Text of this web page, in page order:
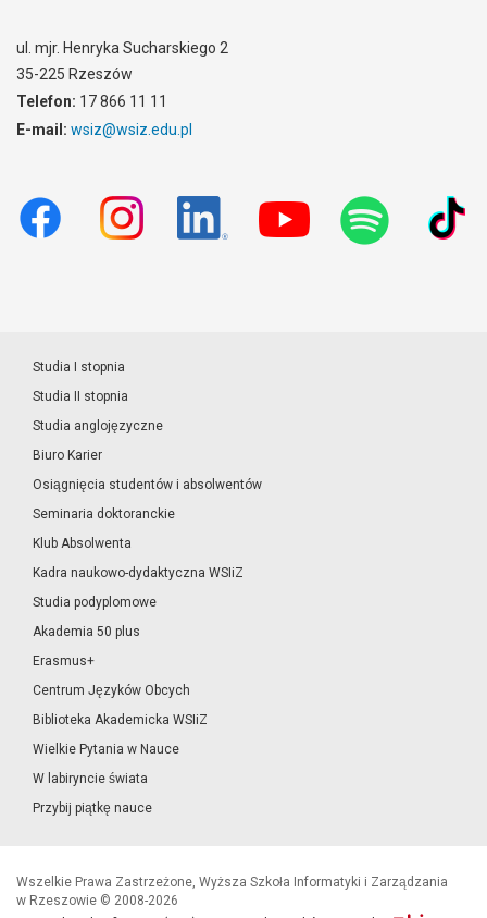
ul. mjr. Henryka Sucharskiego 2
35-225 Rzeszów
Telefon: 17 866 11 11
E-mail: wsiz@wsiz.edu.pl
Studia I stopnia
Studia II stopnia
Studia anglojęzyczne
Biuro Karier
Osiągnięcia studentów i absolwentów
Seminaria doktoranckie
Klub Absolwenta
Kadra naukowo-dydaktyczna WSIiZ
Studia podyplomowe
Akademia 50 plus
Erasmus+
Centrum Języków Obcych
Biblioteka Akademicka WSIiZ
Wielkie Pytania w Nauce
W labiryncie świata
Przybij piątkę nauce
Wszelkie Prawa Zastrzeżone, Wyższa Szkoła Informatyki i Zarządzania
w Rzeszowie © 2008-2026